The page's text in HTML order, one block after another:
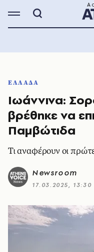
ΕΛΛΑΔΑ
Ιωάννινα:
βρέθηκε να
Παμβώτιδα
Τι αναφέρουν οι
Newsroom
17.03.2025, 13:30